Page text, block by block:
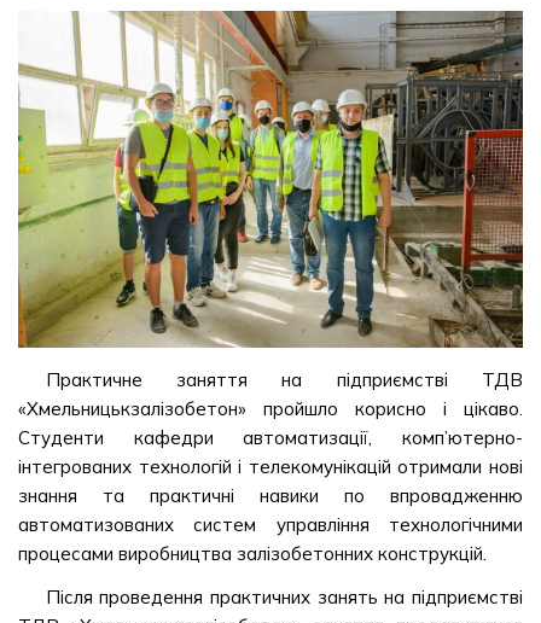
Практичне заняття на підприємстві ТДВ
«Хмельницькзалізобетон» пройшло корисно і цікаво.
Студенти кафедри автоматизації, комп’ютерно-
інтегрованих технологій і телекомунікацій отримали нові
знання та практичні навики по впровадженню
автоматизованих систем управління технологічними
процесами виробництва залізобетонних конструкцій.
Після проведення практичних занять на підприємстві